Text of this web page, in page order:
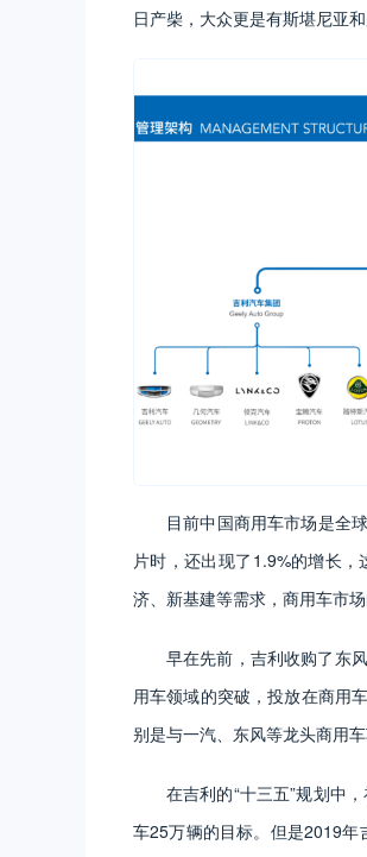
日产柴，大众更是有斯堪尼亚
目前中国商用车市场是全
片时，还出现了1.9%的增长
济、新基建等需求，商用车市场
早在先前，吉利收购了东
用车领域的突破，投放在商用
别是与一汽、东风等龙头商用
在吉利的“十三五”规划中
车25万辆的目标。但是2019